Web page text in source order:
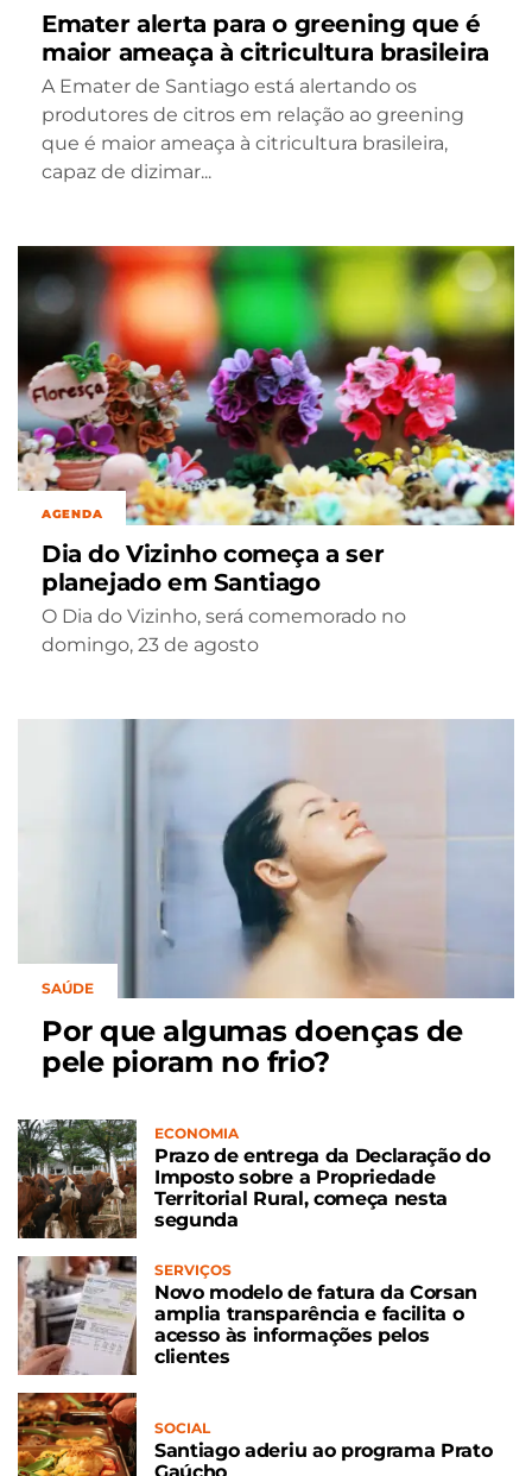
Emater alerta para o greening que é
maior ameaça à citricultura brasileira
A Emater de Santiago está alertando os
produtores de citros em relação ao greening
que é maior ameaça à citricultura brasileira,
capaz de dizimar...
AGENDA
Dia do Vizinho começa a ser
planejado em Santiago
O Dia do Vizinho, será comemorado no
domingo, 23 de agosto
SAÚDE
Por que algumas doenças de
pele pioram no frio?
ECONOMIA
Prazo de entrega da Declaração do
Imposto sobre a Propriedade
Territorial Rural, começa nesta
segunda
SERVIÇOS
Novo modelo de fatura da Corsan
amplia transparência e facilita o
acesso às informações pelos
clientes
SOCIAL
Santiago aderiu ao programa Prato